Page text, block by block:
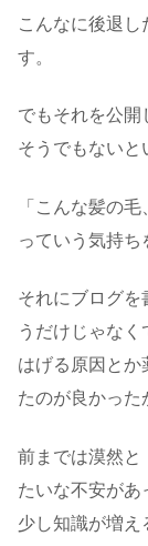
こんなに後退し
す。
でもそれを公開
そうでもないと
「こんな髪の毛
っていう気持ち
それにブログを
うだけじゃなく
はげる原因とか
たのが良かった
前までは漠然
たいな不安があ
少し知識が増え